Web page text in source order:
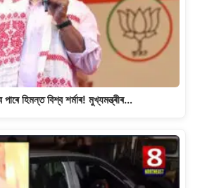
পাৰে হিমন্ত বিশ্ব শৰ্মাৰ! মুখ্যমন্ত্ৰীৰ…